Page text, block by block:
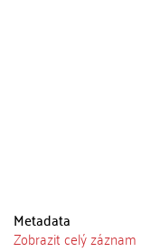
Metadata
Zobrazit celý záznam